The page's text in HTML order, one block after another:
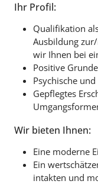
Ihr Profil:
Qualifikation
Ausbildung
wir Ihnen bei
Positive
Psychische
Gepflegtes
Wir bieten Ihnen:
Eine moderne
Ein
intakten und